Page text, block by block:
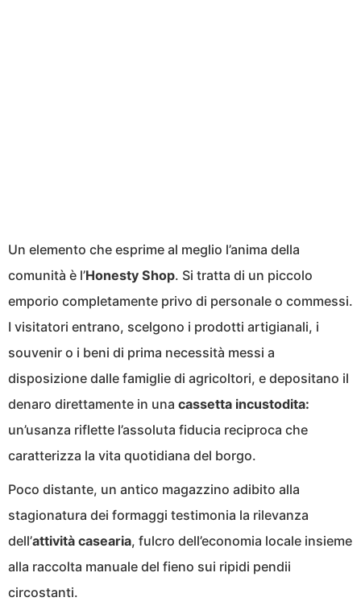
Un elemento che esprime al meglio l’anima della
comunità è l’Honesty Shop. Si tratta di un piccolo
emporio completamente privo di personale o commessi.
I visitatori entrano, scelgono i prodotti artigianali, i
souvenir o i beni di prima necessità messi a
disposizione dalle famiglie di agricoltori, e depositano il
denaro direttamente in una cassetta incustodita:
un’usanza riflette l’assoluta fiducia reciproca che
caratterizza la vita quotidiana del borgo.
Poco distante, un antico magazzino adibito alla
stagionatura dei formaggi testimonia la rilevanza
dell’attività casearia, fulcro dell’economia locale insieme
alla raccolta manuale del fieno sui ripidi pendii
circostanti.